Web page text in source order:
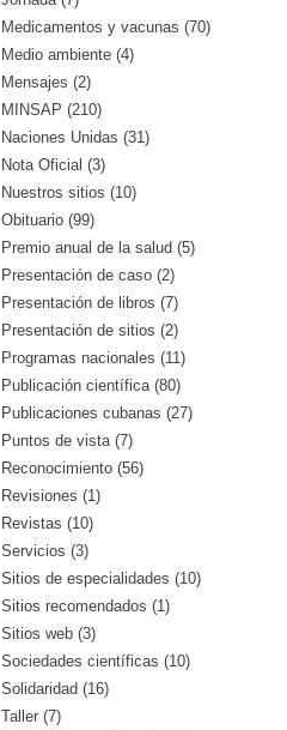
Medicamentos y vacunas (70)
Medio ambiente (4)
Mensajes (2)
MINSAP (210)
Naciones Unidas (31)
Nota Oficial (3)
Nuestros sitios (10)
Obituario (99)
Premio anual de la salud (5)
Presentación de caso (2)
Presentación de libros (7)
Presentación de sitios (2)
Programas nacionales (11)
Publicación científica (80)
Publicaciones cubanas (27)
Puntos de vista (7)
Reconocimiento (56)
Revisiones (1)
Revistas (10)
Servicios (3)
Sitios de especialidades (10)
Sitios recomendados (1)
Sitios web (3)
Sociedades científicas (10)
Solidaridad (16)
Taller (7)